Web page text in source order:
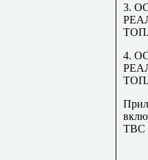
3.
4.
ТВС